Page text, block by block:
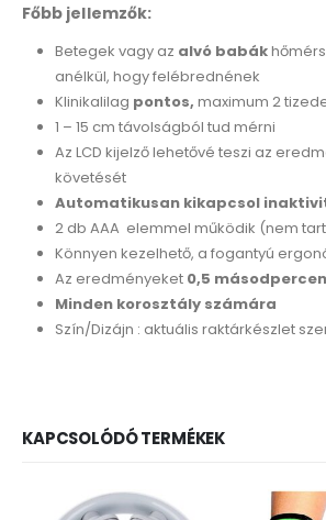
Főbb jellemzők:
Betegek vagy az alvó babák
anélkül, hogy felébrednének
Klinikalilag pontos, maximum 2
1 – 15 cm távolságból tud mérni
Az LCD kijelző lehetővé teszi az
követését
Automatikusan kikapcsol
2 db AAA elemmel működik (nem
Könnyen kezelhető, a fogantyú
Az eredményeket 0,5 másodpercen
Minden korosztály számára
Szín/Dizájn : aktuális raktárkészlet
KAPCSOLÓDÓ TERMÉKEK